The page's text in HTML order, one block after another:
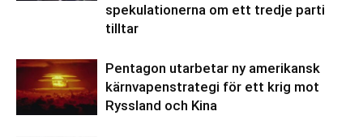
spekulationerna om ett tredje parti
tilltar
Pentagon utarbetar ny amerikansk
kärnvapenstrategi för ett krig mot
Ryssland och Kina